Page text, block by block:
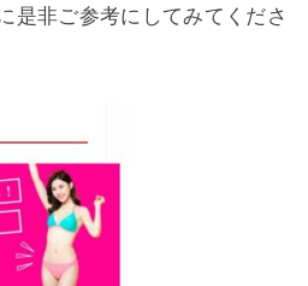
是非ご参考にしてみてくださ